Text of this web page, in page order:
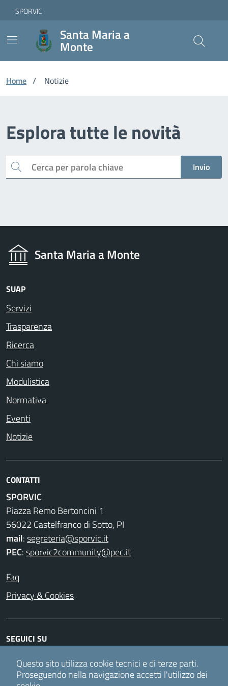
Skip to Main Content
Vai ai contenuti
Vai al footer
SPORVIC
Santa Maria a
Monte
Home / Notizie
Esplora tutte le novità
Cerca Invio
Santa Maria a Monte
SUAP
Servizi
Trasparenza
Ricerca
Chi siamo
Modulistica
Normativa
Eventi
Notizie
CONTATTI
SPORVIC
Piazza Remo Bertoncini 1
56022 Castelfranco di Sotto, PI
mail:segreteria@sporvic.it
PEC:sporvic2community@pec.it
Faq
Privacy & Cookies
SEGUICI SU
FacebookInstagramTwitter Youtube
Questo sito utilizza cookie tecnici e di terze parti.
Proseguendo nella navigazione accetti l'utilizzo dei